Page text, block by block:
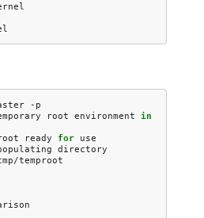
-p
root environment in
ready for
directory
temproot